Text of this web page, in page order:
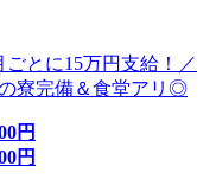
ごとに15万円支給！／
寮完備＆食堂アリ◎
円
円